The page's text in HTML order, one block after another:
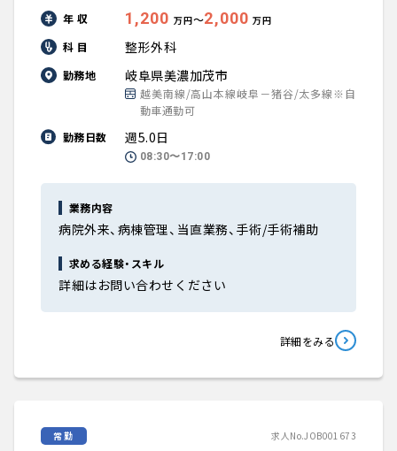
年 収 1,200 万円〜2,000 万円
科 目 整形外科
勤務地 岐阜県美濃加茂市
越美南線/高山本線岐阜－猪谷/太多線※自
動車通勤可
勤務日数
週5.0日
08:30〜17:00
業務内容
病院外来、病棟管理、当直業務、手術/手術補助
求める経験・スキル
詳細はお問い合わせください
詳細をみる
常勤 求人No.JOB001673